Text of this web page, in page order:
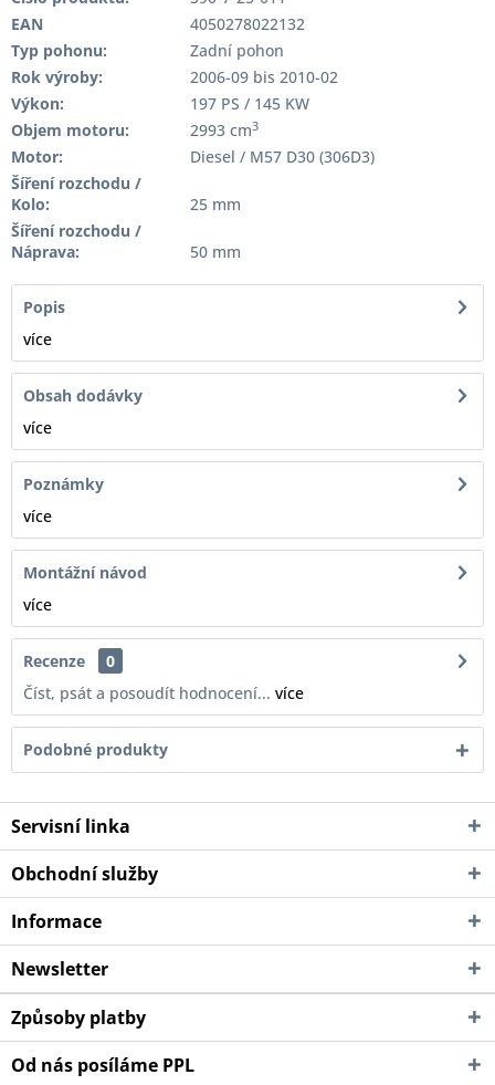
EAN
4050278022132
Typ pohonu:
Zadní pohon
Rok výroby:
2006-09 bis 2010-02
Výkon:
197 PS / 145 KW
Objem motoru:
2993 cm3
Motor:
Diesel / M57 D30 (306D3)
Šíření rozchodu /
Kolo:
25 mm
Šíření rozchodu /
Náprava:
50 mm
Popis
více
Obsah dodávky
více
Poznámky
více
Montážní návod
více
Recenze
0
Číst, psát a posoudít hodnocení... více
Podobné produkty
Servisní linka
Obchodní služby
Informace
Newsletter
Způsoby platby
Od nás posíláme PPL